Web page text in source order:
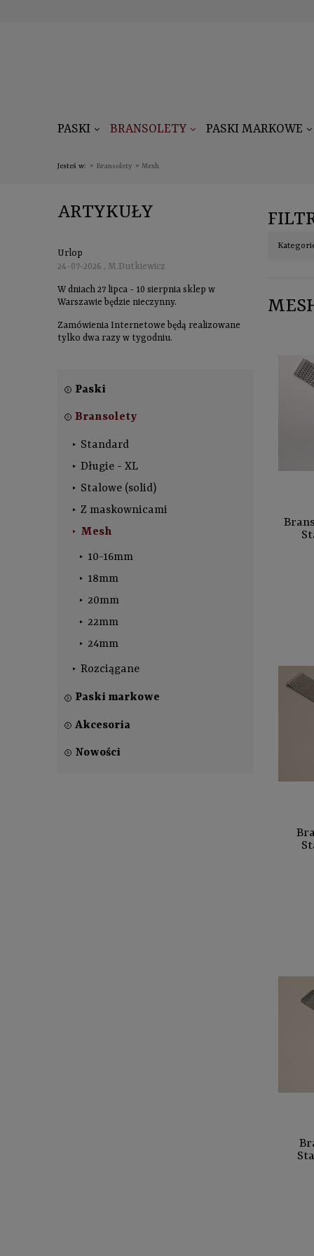
PASKI BRANSOLETY PASKI MARKOWE
Jesteś w: » Bransolety » Mesh
ARTYKUŁY
Urlop
24-07-2026 , M.Dutkiewicz
W dniach 27 lipca - 10 sierpnia sklep w
Warszawie będzie nieczynny.
Zamówienia Internetowe będą realizowane
tylko dwa razy w tygodniu.
Paski
Bransolety
Standard
Długie - XL
Stalowe (solid)
Z maskownicami
Mesh
10-16mm
18mm
20mm
22mm
24mm
Rozciągane
Paski markowe
Akcesoria
Nowości